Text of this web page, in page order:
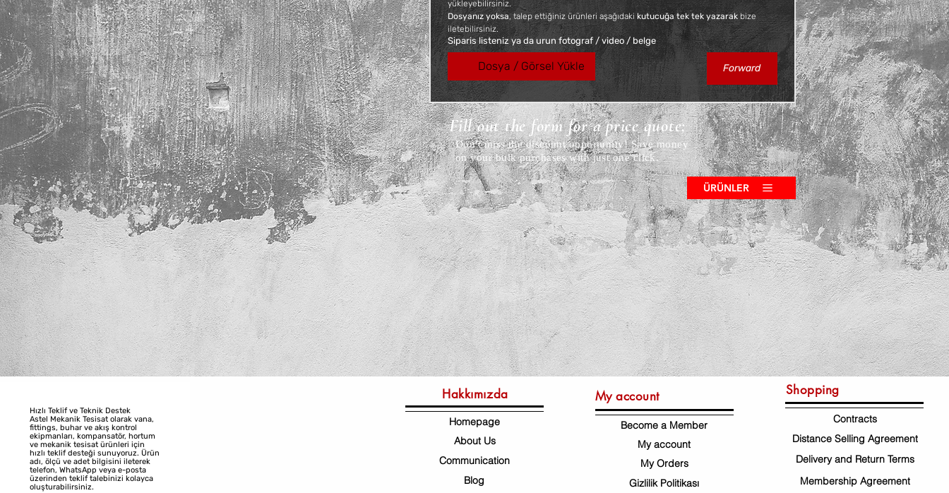
yükleyebilirsiniz.
Dosyanız yoksa, talep ettiğiniz ürünleri aşağıdaki kutucuğa tek tek yazarak bize
iletebilirsiniz.
Siparis listeniz ya da urun fotograf / video / belge
Dosya / Görsel Yükle Forward
Fill out the form for a price quote;
Don't miss the discount opportunity! Save money
on your bulk purchases with just one click.
ÜRÜNLER
Hızlı Teklif ve Teknik Destek
Astel Mekanik Tesisat olarak vana,
fittings, buhar ve akış kontrol
ekipmanları, kompansatör, hortum
ve mekanik tesisat ürünleri için
hızlı teklif desteği sunuyoruz. Ürün
adı, ölçü ve adet bilgisini ileterek
telefon, WhatsApp veya e-posta
üzerinden teklif talebinizi kolayca
oluşturabilirsiniz.
Hakkımızda
Homepage
About Us
Communication
Blog
My account
Become a Member
My account
My Orders
Gizlilik Politikası
Shopping
Contracts
Distance Selling Agreement
Delivery and Return Terms
Membership Agreement